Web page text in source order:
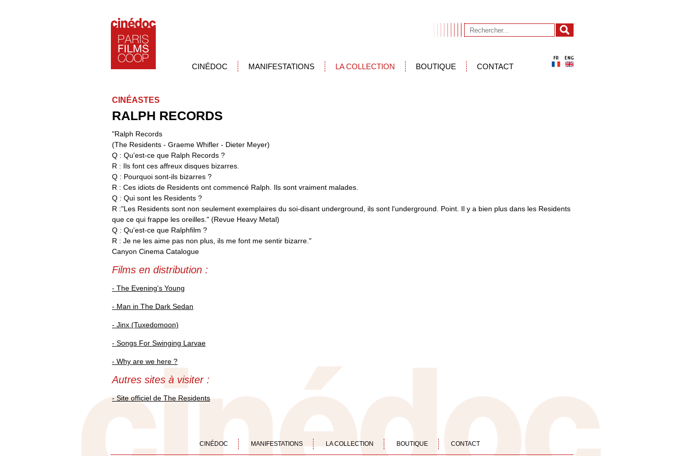
CINÉDOC MANIFESTATIONS LA COLLECTION BOUTIQUE CONTACT
CINÉASTES
RALPH RECORDS
"Ralph Records
(The Residents - Graeme Whifler - Dieter Meyer)
Q : Qu'est-ce que Ralph Records ?
R : Ils font ces affreux disques bizarres.
Q : Pourquoi sont-ils bizarres ?
R : Ces idiots de Residents ont commencé Ralph. Ils sont vraiment malades.
Q : Qui sont les Residents ?
R :"Les Residents sont non seulement exemplaires du soi-disant underground, ils sont l'underground. Point. Il y a bien plus dans les Residents
que ce qui frappe les oreilles." (Revue Heavy Metal)
Q : Qu'est-ce que Ralphfilm ?
R : Je ne les aime pas non plus, ils me font me sentir bizarre."
Canyon Cinema Catalogue
Films en distribution :
- The Evening's Young
- Man in The Dark Sedan
- Jinx (Tuxedomoon)
- Songs For Swinging Larvae
- Why are we here ?
Autres sites à visiter :
- Site officiel de The Residents
CINÉDOC MANIFESTATIONS LA COLLECTION BOUTIQUE CONTACT